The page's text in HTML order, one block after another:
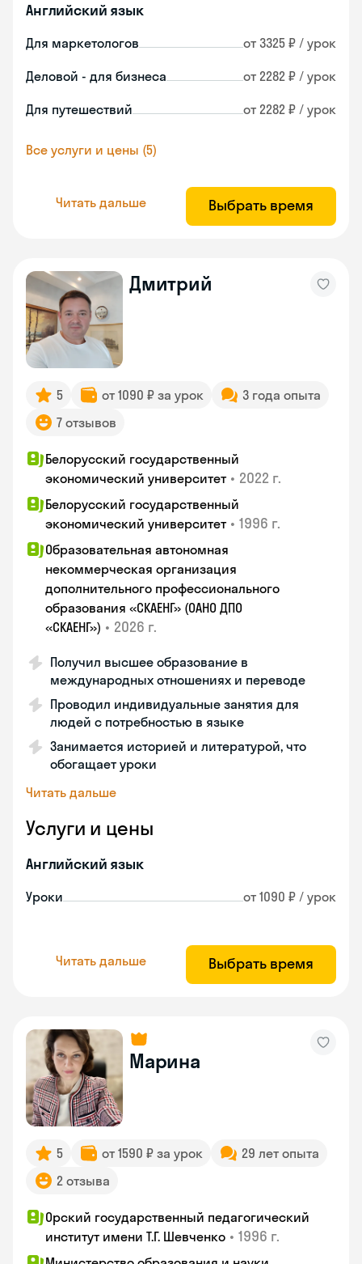
Английский язык
Для маркетологов от 3325 ₽ / урок
Деловой - для бизнеса от 2282 ₽ / урок
Для путешествий от 2282 ₽ / урок
Все услуги и цены (5)
Читать дальше Выбрать время
Дмитрий
5 от 1090 ₽ за урок
3 года опыта
7 отзывов
Белорусский государственный
экономический университет • 2022 г.
Белорусский государственный
экономический университет • 1996 г.
Образовательная автономная
некоммерческая организация
дополнительного профессионального
образования «СКАЕНГ» (ОАНО ДПО
«СКАЕНГ») • 2026 г.
Получил высшее образование в
международных отношениях и переводе
Проводил индивидуальные занятия для
людей с потребностью в языке
Занимается историей и литературой, что
обогащает уроки
Читать дальше
Услуги и цены
Английский язык
Уроки от 1090 ₽ / урок
Читать дальше Выбрать время
Марина
5 от 1590 ₽ за урок
29 лет опыта
2 отзыва
Орский государственный педагогический
институт имени Т.Г. Шевченко • 1996 г.